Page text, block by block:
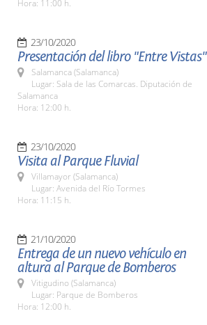
Hora: 11:00 h.
23/10/2020
Presentación del libro "Entre Vistas"
Salamanca (Salamanca)
Lugar: Sala de las Comarcas. Diputación de
Salamanca
Hora: 12:00 h.
23/10/2020
Visita al Parque Fluvial
Villamayor (Salamanca)
Lugar: Avenida del Río Tormes
Hora: 11:15 h.
21/10/2020
Entrega de un nuevo vehículo en
altura al Parque de Bomberos
Vitigudino (Salamanca)
Lugar: Parque de Bomberos
Hora: 12:00 h.